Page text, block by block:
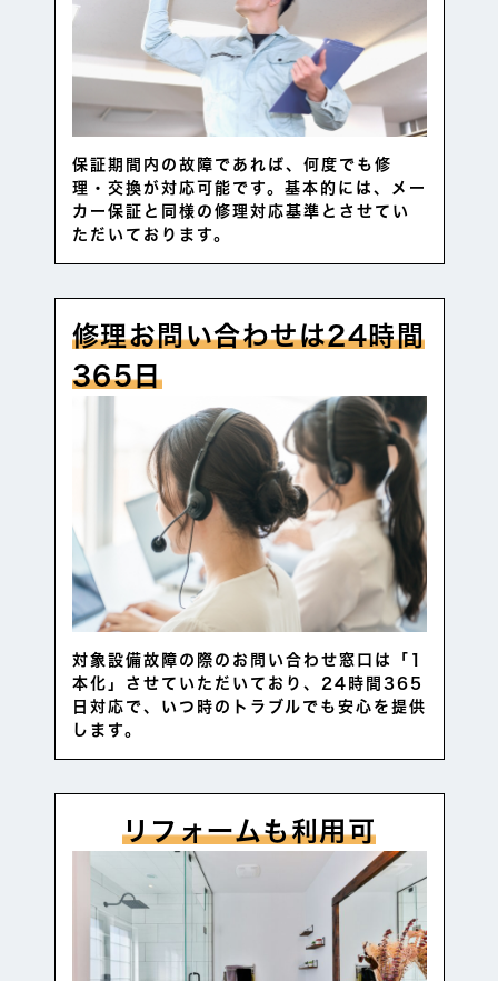
保証期間内の故障であれば、何度でも修
理・交換が対応可能です。基本的には、メー
カー保証と同様の修理対応基準とさせてい
ただいております。
修理お問い合わせは24時間
365日
対象設備故障の際のお問い合わせ窓口は「1
本化」させていただいており、24時間365
日対応で、いつ時のトラブルでも安心を提供
します。
リフォームも利用可